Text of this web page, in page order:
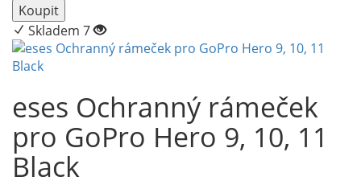
Koupit
Skladem 7
eses Ochranný rámeček
pro GoPro Hero 9, 10, 11
Black